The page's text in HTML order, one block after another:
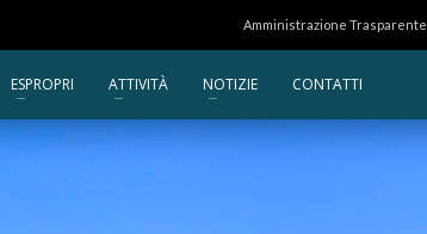
Amministrazione Trasparente
ESPROPRI ATTIVITÀ NOTIZIE CONTATTI